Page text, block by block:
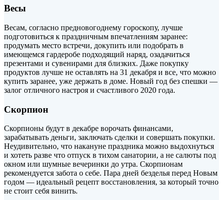
Весы
Весам, согласно предновогоднему гороскопу, лучше
подготовиться к праздничным впечатлениям заранее:
продумать место встречи, докупить или подобрать в
имеющемся гардеробе подходящий наряд, озадачиться
презентами и сувенирами для близких. Даже покупку
продуктов лучше не оставлять на 31 декабря и все, что можно
купить заранее, уже держать в доме. Новый год без спешки —
залог отличного настроя и счастливого 2020 года.
Скорпион
Скорпионы будут в декабре ворочать финансами,
зарабатывать деньги, заключать сделки и совершать покупки.
Неудивительно, что накануне праздника можно выдохнуться
и хотеть разве что отпуск в тихом санатории, а не салюты под
окном или шумные вечеринки до утра. Скорпионам
рекомендуется забота о себе. Пара дней безделья перед Новым
годом — идеальный рецепт восстановления, за который точно
не стоит себя винить.